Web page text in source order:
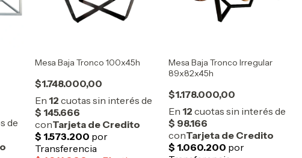
Mesa Baja Tronco 100x45h
$1.748.000,00
Mesa Baja Tronco Irregular
89x82x45h
$1.178.000,00